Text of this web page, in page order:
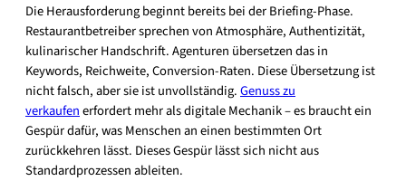
Die Herausforderung beginnt bereits bei der Briefing-Phase.
Restaurantbetreiber sprechen von Atmosphäre, Authentizität,
kulinarischer Handschrift. Agenturen übersetzen das in
Keywords, Reichweite, Conversion-Raten. Diese Übersetzung ist
nicht falsch, aber sie ist unvollständig.Genuss zu
verkaufenerfordert mehr als digitale Mechanik – es braucht ein
Gespür dafür, was Menschen an einen bestimmten Ort
zurückkehren lässt. Dieses Gespür lässt sich nicht aus
Standardprozessen ableiten.